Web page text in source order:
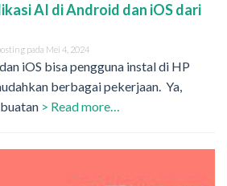
AI di Android dan iOS dari
pada Mei 4, 2024
iOS bisa pengguna instal di HP
berbagai pekerjaan. Ya,
> Read more…